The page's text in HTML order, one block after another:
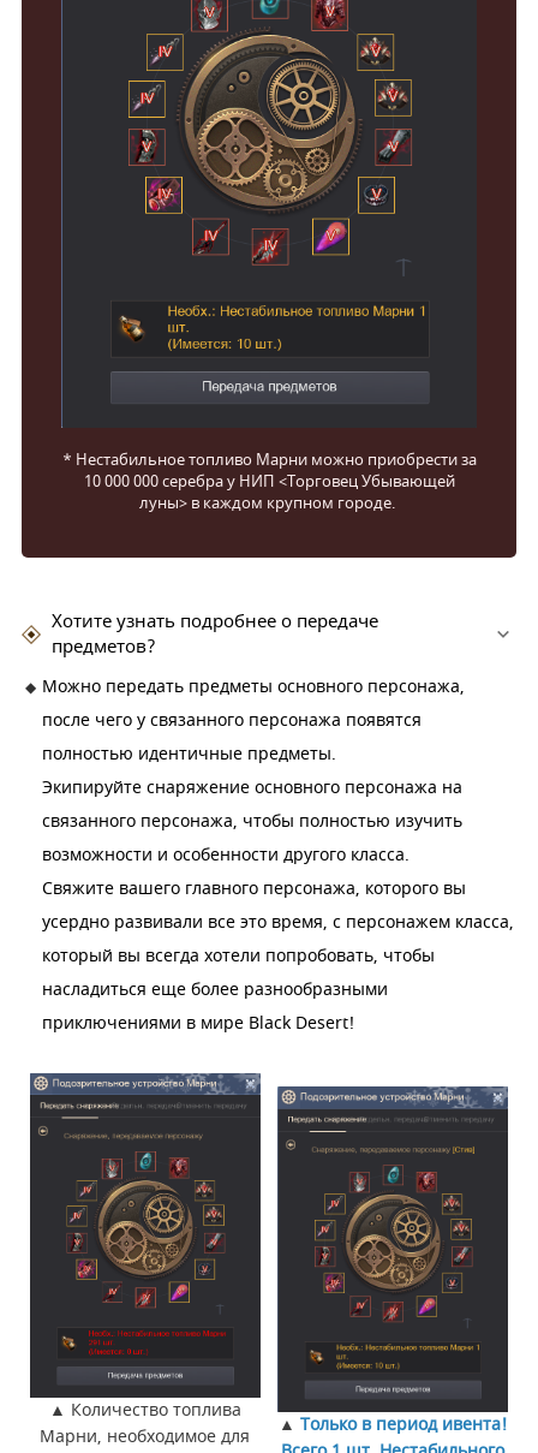
* Нестабильное топливо Марни можно приобрести за
10 000 000 серебра у НИП <Торговец Убывающей
луны> в каждом крупном городе.
Хотите узнать подробнее о передаче
предметов?
Можно передать предметы основного персонажа,
после чего у связанного персонажа появятся
полностью идентичные предметы.
Экипируйте снаряжение основного персонажа на
связанного персонажа, чтобы полностью изучить
возможности и особенности другого класса.
Свяжите вашего главного персонажа, которого вы
усердно развивали все это время, с персонажем класса,
который вы всегда хотели попробовать, чтобы
насладиться еще более разнообразными
приключениями в мире Black Desert!
▲ Количество топлива
Марни, необходимое для
▲ Только в период ивента!